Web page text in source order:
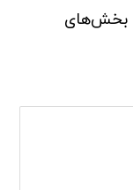
بخش‌های